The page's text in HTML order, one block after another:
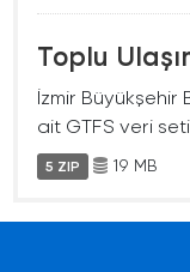
Toplu
İzmir Büyükşehir
ait GTFS veri seti
5 ZIP 19 MB